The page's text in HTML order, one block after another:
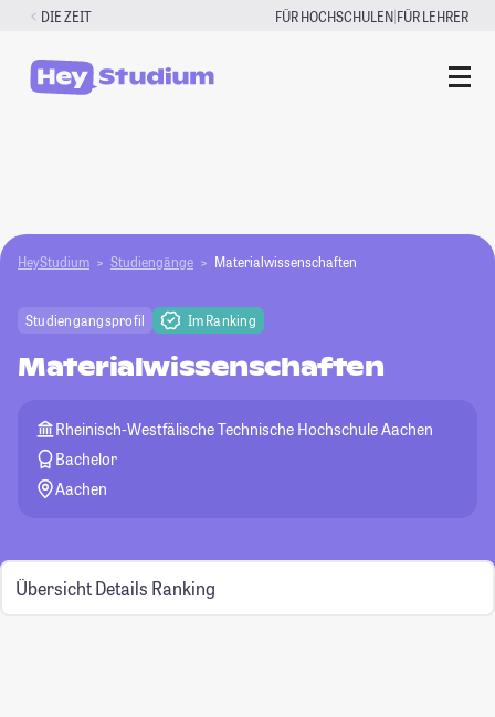
Zum
springen
DIE ZEIT FÜR HOCHSCHULEN|FÜR LEHRER
HeyStudium Studiengänge Materialwissenschaften
Studiengangsprofil Im Ranking
Materialwissenschaften
Rheinisch-Westfälische Technische Hochschule Aachen
Bachelor
Aachen
Übersicht Details Ranking